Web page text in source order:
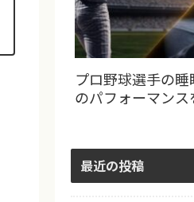
プロ野球選手の
のパフォーマン
最近の投稿